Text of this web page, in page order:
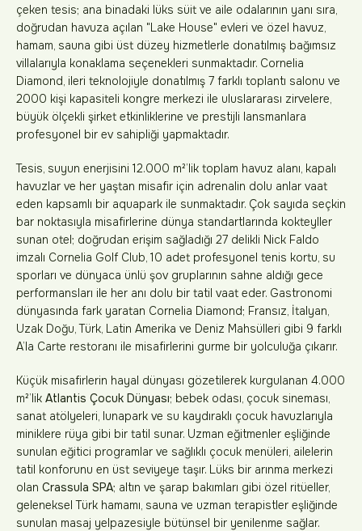
çeken tesis; ana binadaki lüks süit ve aile odalarının yanı sıra,
doğrudan havuza açılan "Lake House" evleri ve özel havuz,
hamam, sauna gibi üst düzey hizmetlerle donatılmış bağımsız
villalarıyla konaklama seçenekleri sunmaktadır. Cornelia
Diamond, ileri teknolojiyle donatılmış 7 farklı toplantı salonu ve
2000 kişi kapasiteli kongre merkezi ile uluslararası zirvelere,
büyük ölçekli şirket etkinliklerine ve prestijli lansmanlara
profesyonel bir ev sahipliği yapmaktadır.
Tesis, suyun enerjisini 12.000 m²’lik toplam havuz alanı, kapalı
havuzlar ve her yaştan misafir için adrenalin dolu anlar vaat
eden kapsamlı bir aquapark ile sunmaktadır. Çok sayıda seçkin
bar noktasıyla misafirlerine dünya standartlarında kokteyller
sunan otel; doğrudan erişim sağladığı 27 delikli Nick Faldo
imzalı Cornelia Golf Club, 10 adet profesyonel tenis kortu, su
sporları ve dünyaca ünlü şov gruplarının sahne aldığı gece
performansları ile her anı dolu bir tatil vaat eder. Gastronomi
dünyasında fark yaratan Cornelia Diamond; Fransız, İtalyan,
Uzak Doğu, Türk, Latin Amerika ve Deniz Mahsülleri gibi 9 farklı
A’la Carte restoranı ile misafirlerini gurme bir yolculuğa çıkarır.
Küçük misafirlerin hayal dünyası gözetilerek kurgulanan 4.000
m²’lik Atlantis Çocuk Dünyası; bebek odası, çocuk sineması,
sanat atölyeleri, lunapark ve su kaydıraklı çocuk havuzlarıyla
miniklere rüya gibi bir tatil sunar. Uzman eğitmenler eşliğinde
sunulan eğitici programlar ve sağlıklı çocuk menüleri, ailelerin
tatil konforunu en üst seviyeye taşır. Lüks bir arınma merkezi
olan Crassula SPA; altın ve şarap bakımları gibi özel ritüeller,
geleneksel Türk hamamı, sauna ve uzman terapistler eşliğinde
sunulan masaj yelpazesiyle bütünsel bir yenilenme sağlar.